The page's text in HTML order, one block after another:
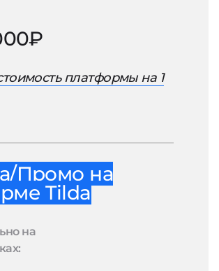
платформы на 1
Промо на
Tilda
на